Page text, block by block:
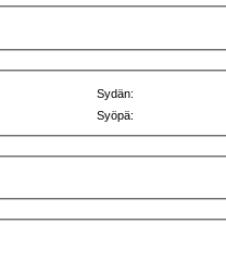
Sydän:
Syöpä: